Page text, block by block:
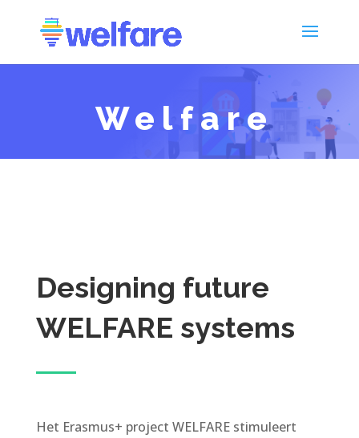
Welfare
Designing future
WELFARE systems
Het Erasmus+ project WELFARE stimuleert